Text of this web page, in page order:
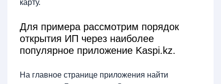
карту.
Для примера рассмотрим порядок
открытия ИП через наиболее
популярное приложение Kaspi.kz.
На главное странице приложения найти